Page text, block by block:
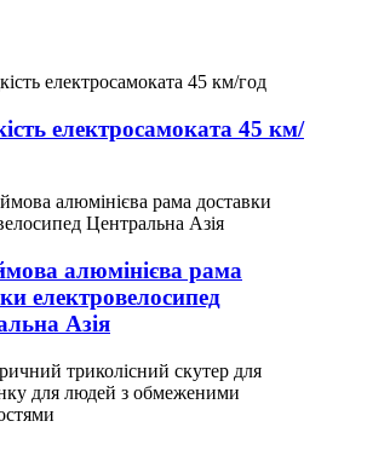
електросамоката 45 км/
алюмінієва рама
електровелосипед
Азія